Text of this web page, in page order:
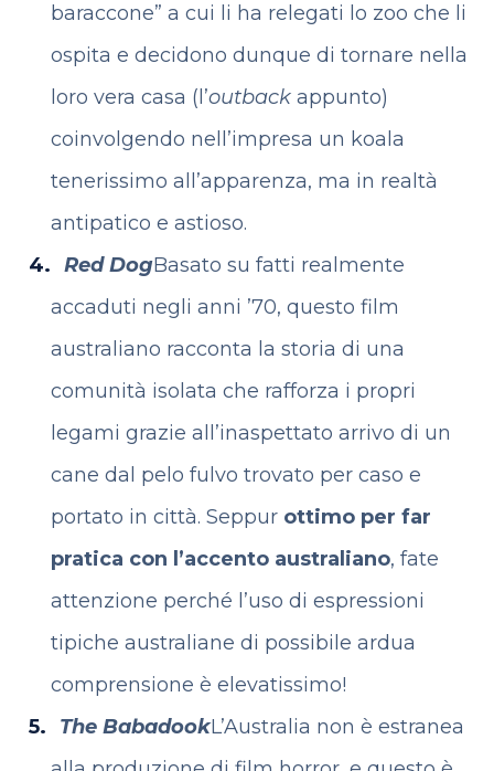
baraccone” a cui li ha relegati lo zoo che li
ospita e decidono dunque di tornare nella
loro vera casa (l’outbackappunto)
coinvolgendo nell’impresa un koala
tenerissimo all’apparenza, ma in realtà
antipatico e astioso.
Red DogBasato su fatti realmente
accaduti negli anni ’70, questo film
australiano racconta la storia di una
comunità isolata che rafforza i propri
legami grazie all’inaspettato arrivo di un
cane dal pelo fulvo trovato per caso e
portato in città. Seppurottimo per far
pratica con l’accento australiano, fate
attenzione perché l’uso di espressioni
tipiche australiane di possibile ardua
comprensione è elevatissimo!
The BabadookL’Australia non è estranea